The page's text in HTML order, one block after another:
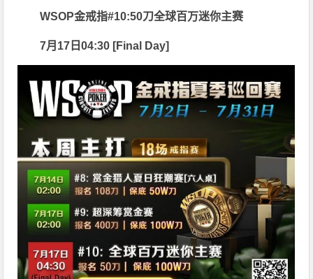
WSOP金戒指#10:50刀全球百万迷你主赛
7月17日04:30 [Final Day]